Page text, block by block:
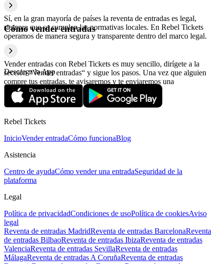
Sí, en la gran mayoría de países la reventa de entradas es legal,
siempre que se cumplan las normativas locales. En Rebel Tickets
operamos de manera segura y transparente dentro del marco legal.
Cómo vender entradas
Vender entradas con Rebel Tickets es muy sencillo, dirígete a la
sección “Vender entradas“ y sigue los pasos. Una vez que alguien
compre tus entradas, te avisaremos y te enviaremos una
confirmación con la información relativa al pago.
Descarga la App
Rebel Tickets
InicioVender entradaCómo funcionaBlog
Asistencia
Centro de ayudaCómo vender una entradaSeguridad de la
plataforma
Legal
Política de privacidadCondiciones de usoPolítica de cookiesAviso
legal
Reventa de entradas MadridReventa de entradas BarcelonaReventa
de entradas BilbaoReventa de entradas IbizaReventa de entradas
ValenciaReventa de entradas SevillaReventa de entradas
MálagaReventa de entradas A CoruñaReventa de entradas